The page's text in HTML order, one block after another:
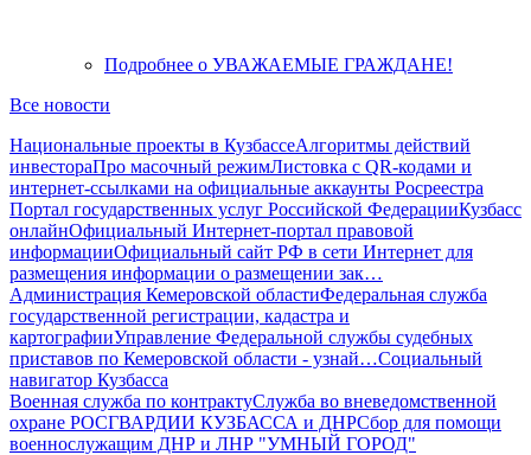
Подробнее о УВАЖАЕМЫЕ ГРАЖДАНЕ!
Все новости
Национальные проекты в КузбассеАлгоритмы действий
инвестораПро масочный режимЛистовка с QR-кодами и
интернет-ссылками на официальные аккаунты Росреестра
Портал государственных услуг Российской ФедерацииКузбасс
онлайнОфициальный Интернет-портал правовой
информацииОфициальный сайт РФ в сети Интернет для
размещения информации о размещении зак…
Администрация Кемеровской областиФедеральная служба
государственной регистрации, кадастра и
картографииУправление Федеральной службы судебных
приставов по Кемеровской области - узнай…Социальный
навигатор Кузбасса
Военная служба по контрактуСлужба во вневедомственной
охране РОСГВАРДИИ КУЗБАССА и ДНРСбор для помощи
военнослужащим ДНР и ЛНР "УМНЫЙ ГОРОД"